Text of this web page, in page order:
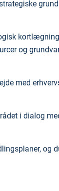
og
med
i dialog
og